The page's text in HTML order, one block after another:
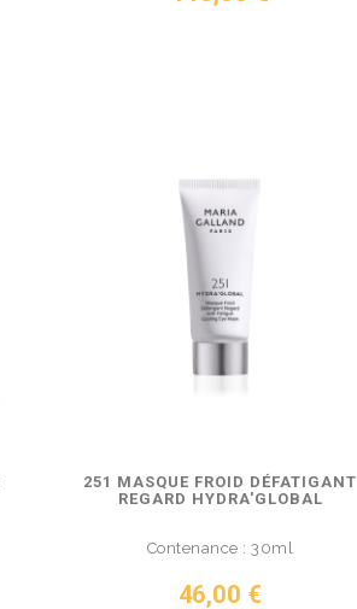
251 MASQUE FROID DÉFATIGANT
REGARD HYDRA'GLOBAL
Contenance : 30ml
Prix
46,00 €
VOIR LE PRODUIT